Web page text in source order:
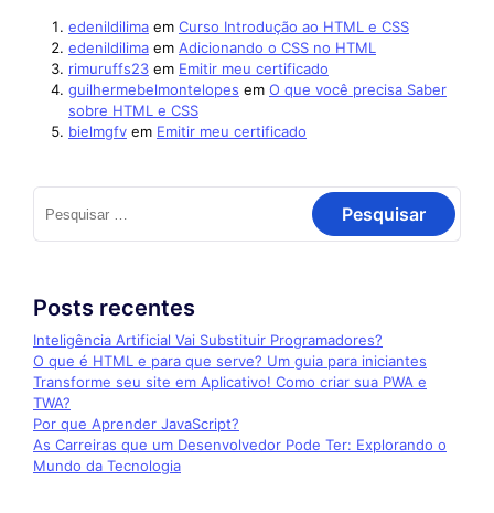
edenildilima em Curso Introdução ao HTML e CSS
edenildilima em Adicionando o CSS no HTML
rimuruffs23 em Emitir meu certificado
guilhermebelmontelopes em O que você precisa Saber
sobre HTML e CSS
bielmgfv em Emitir meu certificado
Posts recentes
Inteligência Artificial Vai Substituir Programadores?
O que é HTML e para que serve? Um guia para iniciantes
Transforme seu site em Aplicativo! Como criar sua PWA e
TWA?
Por que Aprender JavaScript?
As Carreiras que um Desenvolvedor Pode Ter: Explorando o
Mundo da Tecnologia